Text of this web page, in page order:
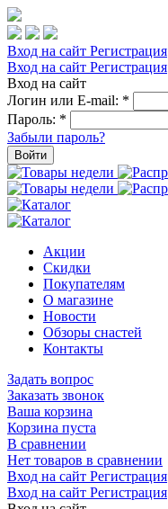
Вход на сайт Регистрация
Вход на сайт Регистрация
Вход на сайт
Логин или E-mail: *
Пароль: *
Забыли пароль?
Войти
Акции
Скидки
Покупателям
О магазине
Новости
Обзоры снастей
Контакты
Задать вопрос
Заказать звонок
Ваша корзина
Корзина пуста
В сравнении
Нет товаров в сравнении
Вход на сайт Регистрация
Вход на сайт Регистрация